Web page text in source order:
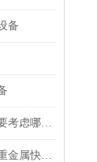
备
投资建设一个有机肥厂需要考虑哪些问题？
快检试剂包（含常见土壤重金属快检）如何检测水质氨氮？